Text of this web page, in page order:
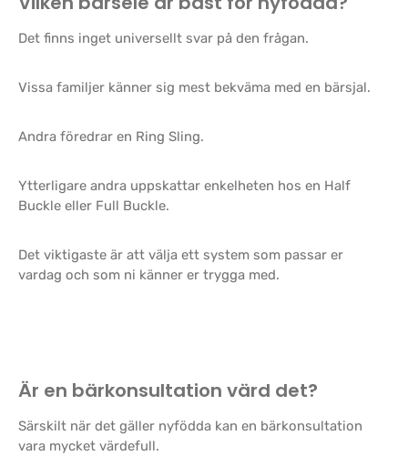
Det finns inget universellt svar på den frågan.
Vissa familjer känner sig mest bekväma med en bärsjal.
Andra föredrar en Ring Sling.
Ytterligare andra uppskattar enkelheten hos en Half
Buckle eller Full Buckle.
Det viktigaste är att välja ett system som passar er
vardag och som ni känner er trygga med.
Är en bärkonsultation värd det?
Särskilt när det gäller nyfödda kan en bärkonsultation
vara mycket värdefull.